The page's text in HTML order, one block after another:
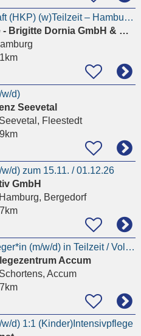
GPA / Pflegekraft (HKP) (w)Teilzeit – Hamburg-Bergedorf
MBD Medicare - Brigitte Dornia GmbH & Co. KG
d)
Seevetal
Fleestedt
d) zum 15.11. / 01.12.26
GmbH
Bergedorf
Exam. Altenpfleger*in (m/w/d) in Teilzeit / Vollzeit
Accum
Accum
d) 1:1 (Kinder)Intensivpflege